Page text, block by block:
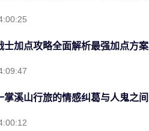
士加点攻略全面解析最强加点方案
掌溪山行旅的情感纠葛与人鬼之间